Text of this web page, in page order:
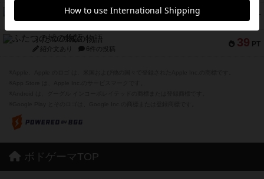
PT
ザ・フラッフィー・ライト
紹介文なし 0件の投稿
39 PT
ふたつの城の物語
紹介文あり 6件の投稿
ボドゲーマTOP